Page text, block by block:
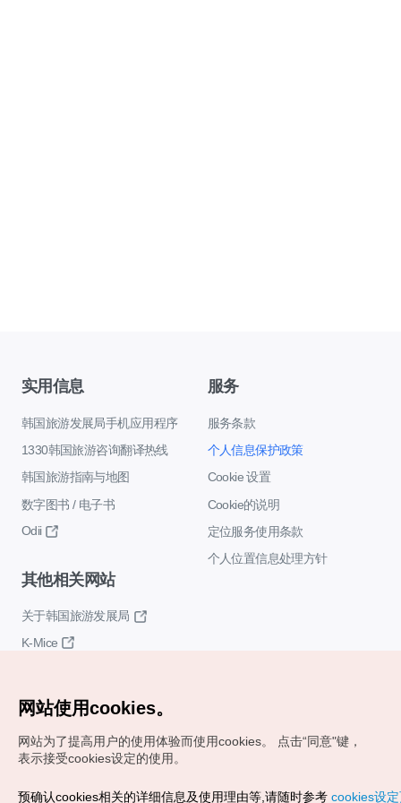
实用信息
韩国旅游发展局手机应用程序
1330韩国旅游咨询翻译热线
韩国旅游指南与地图
数字图书 / 电子书
Odii
服务
服务条款
个人信息保护政策
Cookie 设置
Cookie的说明
定位服务使用条款
个人位置信息处理方针
其他相关网站
关于韩国旅游发展局
K-Mice
Copyrights (c) 韩国旅游发展局版权所有
网站使用cookies。
网站为了提高用户的使用体验而使用cookies。
点击“同意"键，
表示接受cookies设定的使用。
预确认cookies相关的详细信息及使用理由等,请随时参考 cookies设